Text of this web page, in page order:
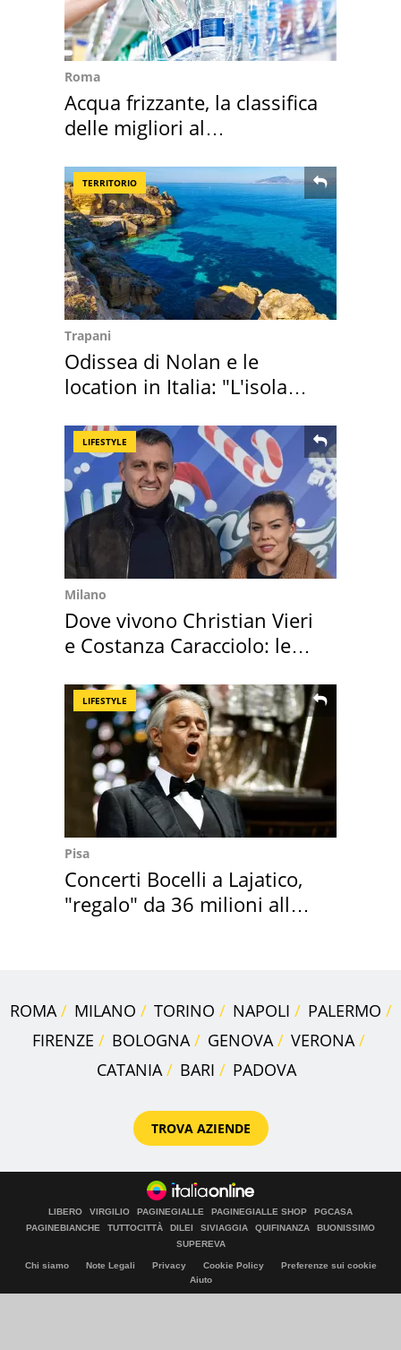
Roma
Acqua frizzante, la classifica
delle migliori al
TERRITORIO
Trapani
Odissea di Nolan e le
location in Italia: "L'isola
LIFESTYLE
Milano
Dove vivono Christian Vieri
e Costanza Caracciolo: le
LIFESTYLE
Pisa
Concerti Bocelli a Lajatico,
"regalo" da 36 milioni alla
ROMA MILANO TORINO NAPOLI
PALERMO
FIRENZE
BOLOGNA GENOVA
VERONA
CATANIA
BARI PADOVA
TROVA AZIENDE
LIBERO VIRGILIO PAGINEGIALLE PAGINEGIALLE SHOP
PGCASA
PAGINEBIANCHE
TUTTOCITTÀ DILEI SIVIAGGIA QUIFINANZA
BUONISSIMO
SUPEREVA
Chi siamo Note Legali Privacy Cookie Policy
Preferenze sui cookie
Aiuto